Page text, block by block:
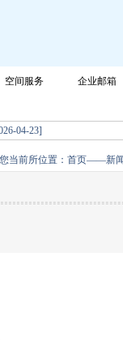
空间服务 企业邮箱
04-23]
当前所位置： 首页——新